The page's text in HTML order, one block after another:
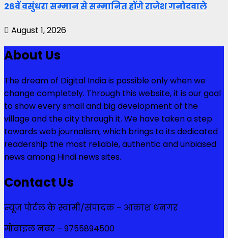
26वें वसुंधरा सम्मान से सम्मानित होंगे राजेश गनोदवाले
August 1, 2026
About Us
The dream of Digital India is possible only when we
change completely. Through this website, it is our goal
to show every small and big development of the
village and the city through it. We have taken a step
towards web journalism, which brings to its dedicated
readership the most reliable, authentic and unbiased
news among Hindi news sites.
Contact Us
न्यूज पोर्टल के स्वामी/संपादक – आकाश धनगर
मोबाइल नंबर – 9755894500